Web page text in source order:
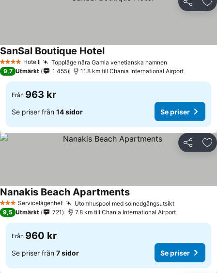
Dela
4 StjärnorHotell Toppläge nära Gamla venetianska hamnen
SanSal Boutique Hotel
9,7 Utmärkt 1 455 11.8 km till Chania International Airport
Från 963 kr
Se priser från 14 sidor Se priser
Dela
3 StjärnorServicelägenhet Utomhuspool med solnedgångsutsikt
Nanakis Beach Apartments
9,5 Utmärkt 721 7.8 km till Chania International Airport
Från 960 kr
Se priser från 7 sidor Se priser